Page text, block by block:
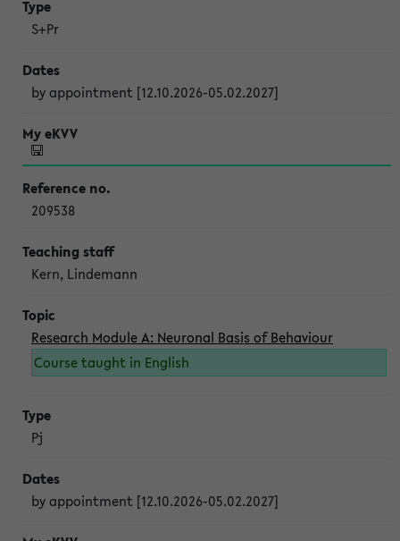
S+Pr
by appointment [12.10.2026-05.02.2027]
209538
Kern, Lindemann
Research Module A: Neuronal Basis of Behaviour
Course taught in English
Pj
by appointment [12.10.2026-05.02.2027]